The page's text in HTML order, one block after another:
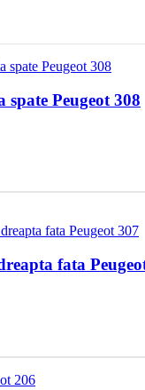
spate Peugeot 308
fata